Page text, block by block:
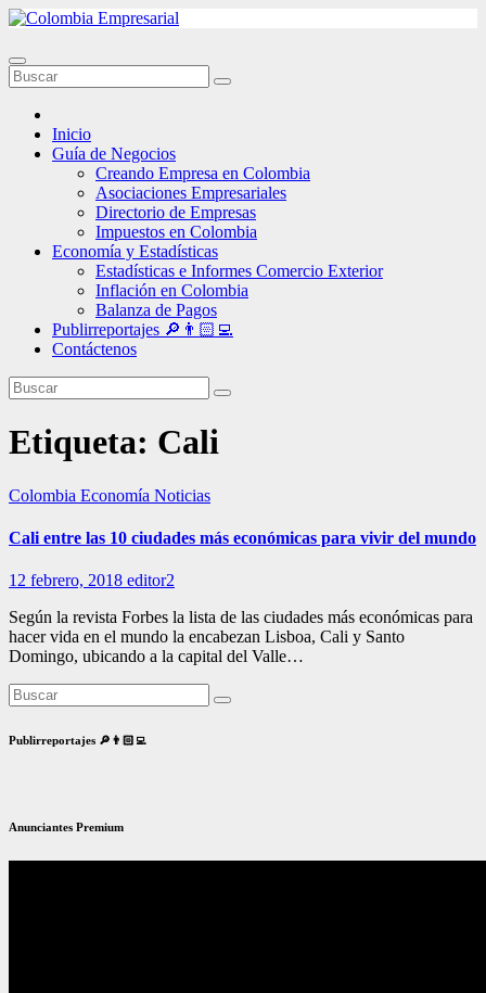
Ir
contenido
Inicio
Guía de Negocios
Creando Empresa en Colombia
Asociaciones Empresariales
Directorio de Empresas
Impuestos en Colombia
Economía y Estadísticas
Estadísticas e Informes Comercio Exterior
Inflación en Colombia
Balanza de Pagos
Publirreportajes 🔎👨🏻‍💻
Contáctenos
Etiqueta: Cali
Colombia Economía Noticias
Cali entre las 10 ciudades más económicas para vivir del mundo
12 febrero, 2018 editor2
Según la revista Forbes la lista de las ciudades más económicas para
hacer vida en el mundo la encabezan Lisboa, Cali y Santo
Domingo, ubicando a la capital del Valle…
Publirreportajes 🔎👨🏻‍💻
Anunciantes Premium